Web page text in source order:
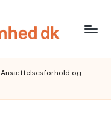
Ansættelsesforhold og